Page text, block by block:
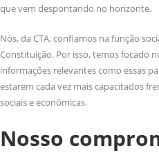
que vem despontando no horizonte.
Nós, da CTA, confiamos na função
Constituição. Por isso, temos focado
informações relevantes como essas
estarem cada vez mais capacitados
sociais e econômicas.
Nosso